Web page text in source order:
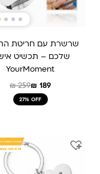
שרשרת עם חריטת
שלכם – תכשיט
YourMoment
₪259₪ 189
27% OFF
המקורי
היה:
₪ 239.
הנוכחי
הוא:
₪ 159.